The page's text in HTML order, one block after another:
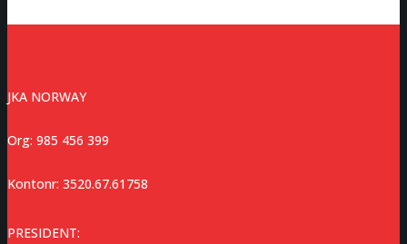
JKA NORWAY
Org: 985 456 399
Kontonr: 3520.67.61758
PRESIDENT: